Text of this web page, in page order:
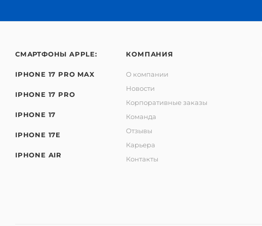
СМАРТФОНЫ APPLE:
IPHONE 17 PRO MAX
IPHONE 17 PRO
IPHONE 17
IPHONE 17E
IPHONE AIR
КОМПАНИЯ
О компании
Новости
Корпоративные заказы
Команда
Отзывы
Карьера
Контакты